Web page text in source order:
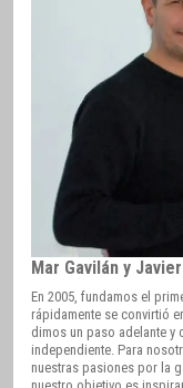
Mar Gavilán y
En 2005, fundamos el
rápidamente se convirtió
dimos un paso adelante y
independiente. Para
nuestras pasiones por la